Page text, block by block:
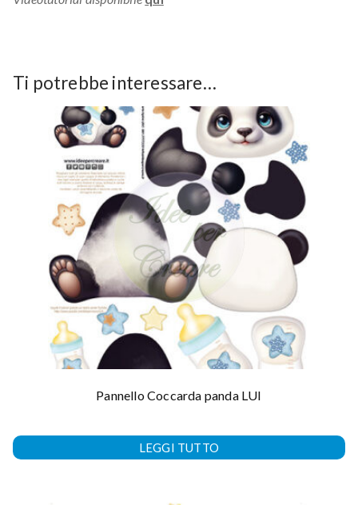
Ti potrebbe interessare…
Pannello Coccarda panda LUI
LEGGI TUTTO